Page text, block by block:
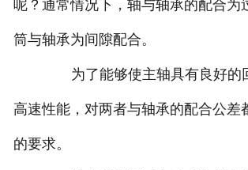
呢？通常情况下，轴与轴承的配合为
筒与轴承为间隙配合。
为了能够使主轴具有良好的
高速性能，对两者与轴承的配合公差
的要求。